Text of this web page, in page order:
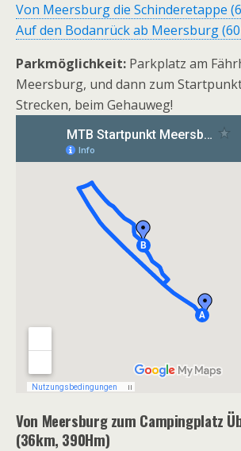
Von Meersburg die Schinderetappe
Auf den Bodanrück ab Meersburg
Parkmöglichkeit: Parkplatz am
Meersburg, und dann zum
Strecken, beim Gehauweg!
Von Meersburg zum Campingplatz
(36km, 390Hm)